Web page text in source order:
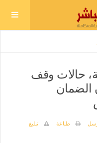
حالات وقف
الضمان
طباعة
تبليغ